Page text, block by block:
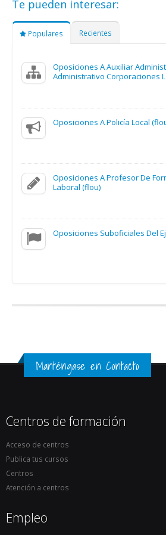
Te pueden interesar:
Populares Recientes
Oposiciones A Auxiliar
Administrativo Corporaciones
Oposiciones A Policía Local
Oposiciones A Profesor De
Laboral (flou)
Oposiciones Suboficiales Del
Manténgase en Contacto
Centros de formación
Acceso de centros
Publica tus cursos
Centros
Atención a centros
Empleo